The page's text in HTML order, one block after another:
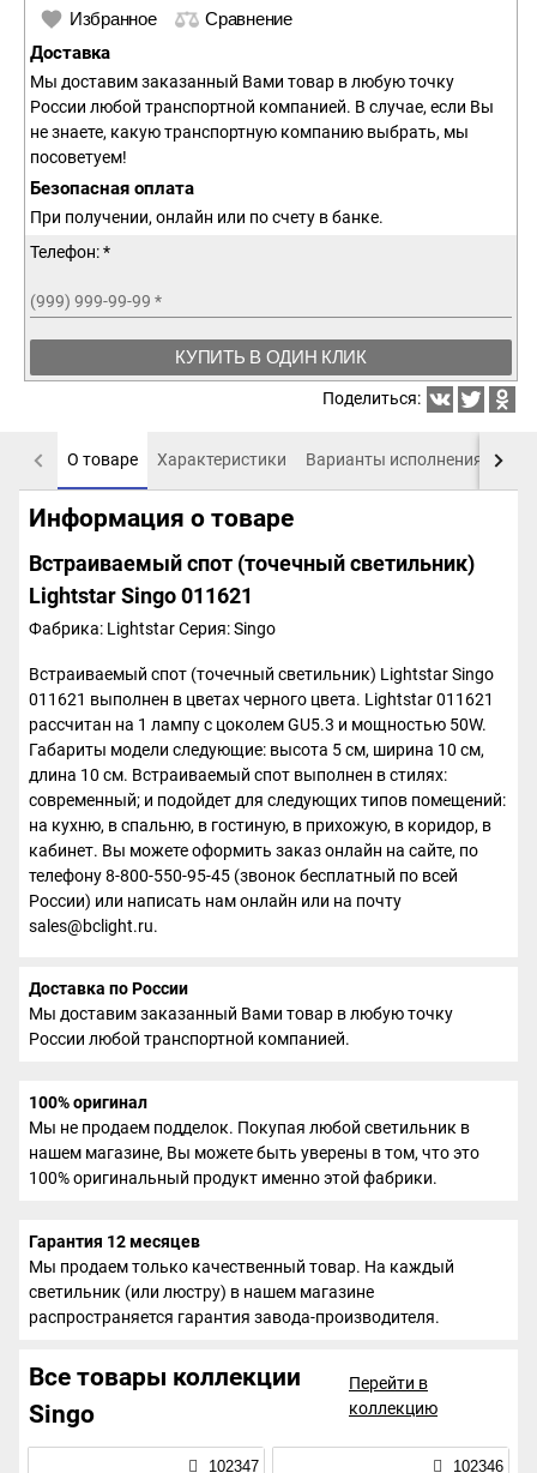
Избранное Сравнение
Доставка
Мы доставим заказанный Вами товар в любую точку
России любой транспортной компанией. В случае, если Вы
не знаете, какую транспортную компанию выбрать, мы
посоветуем!
Безопасная оплата
При получении, онлайн или по счету в банке.
Телефон: *
(999) 999-99-99 *
КУПИТЬ В ОДИН КЛИК
Поделиться:
О товаре Характеристики Варианты исполнения
Информация о товаре
Встраиваемый спот (точечный светильник)
Lightstar Singo 011621
Фабрика: LightstarСерия: Singo
Встраиваемый спот (точечный светильник) Lightstar Singo
011621 выполнен в цветах черного цвета. Lightstar 011621
рассчитан на 1 лампу с цоколем GU5.3 и мощностью 50W.
Габариты модели следующие: высота 5 см, ширина 10 см,
длина 10 см. Встраиваемый спот выполнен в стилях:
современный; и подойдет для следующих типов помещений:
на кухню, в спальню, в гостиную, в прихожую, в коридор, в
кабинет. Вы можете оформить заказ онлайн на сайте, по
телефону 8-800-550-95-45 (звонок бесплатный по всей
России) или написать нам онлайн или на почту
sales@bclight.ru.
Доставка по России
Мы доставим заказанный Вами товар в любую точку
России любой транспортной компанией.
100% оригинал
Мы не продаем подделок. Покупая любой светильник в
нашем магазине, Вы можете быть уверены в том, что это
100% оригинальный продукт именно этой фабрики.
Гарантия 12 месяцев
Мы продаем только качественный товар. На каждый
светильник (или люстру) в нашем магазине
распространяется гарантия завода-производителя.
Все товары коллекции
Singo
Перейти в
коллекцию
102347 102346